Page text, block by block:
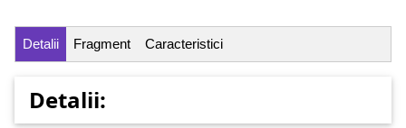
Detalii Fragment Caracteristici
Detalii: